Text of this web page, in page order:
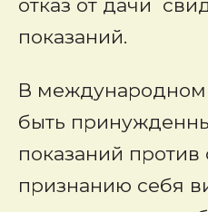
отказ от дачи
показаний.
В международном
быть
показаний
признанию себя